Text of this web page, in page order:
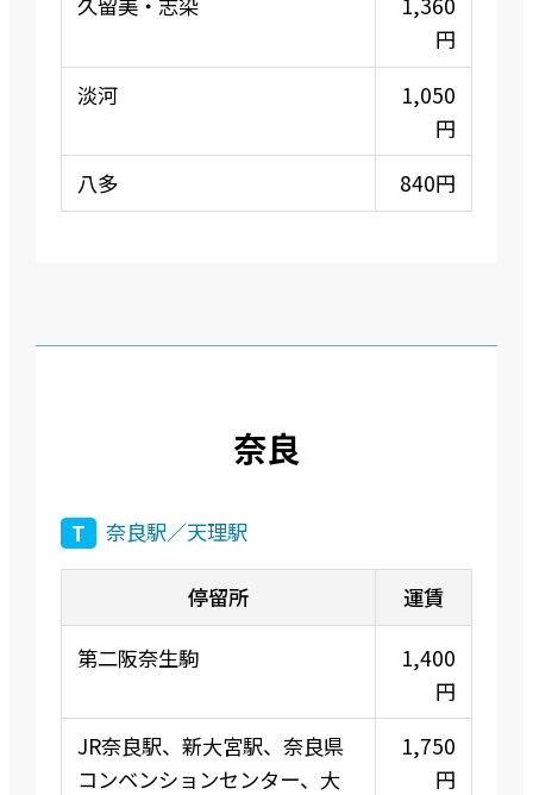
円
淡河
1,050
円
八多
840円
奈良
T 奈良駅／天理駅
第二阪奈生駒
1,400
円
JR奈良駅、新大宮駅、奈良県
コンベンションセンター、大
1,750
円